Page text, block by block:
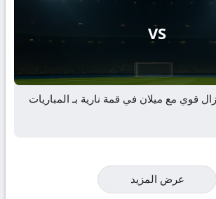
VS
قوي مع ميلان في قمة نارية بـ المباريات
عرض المزيد